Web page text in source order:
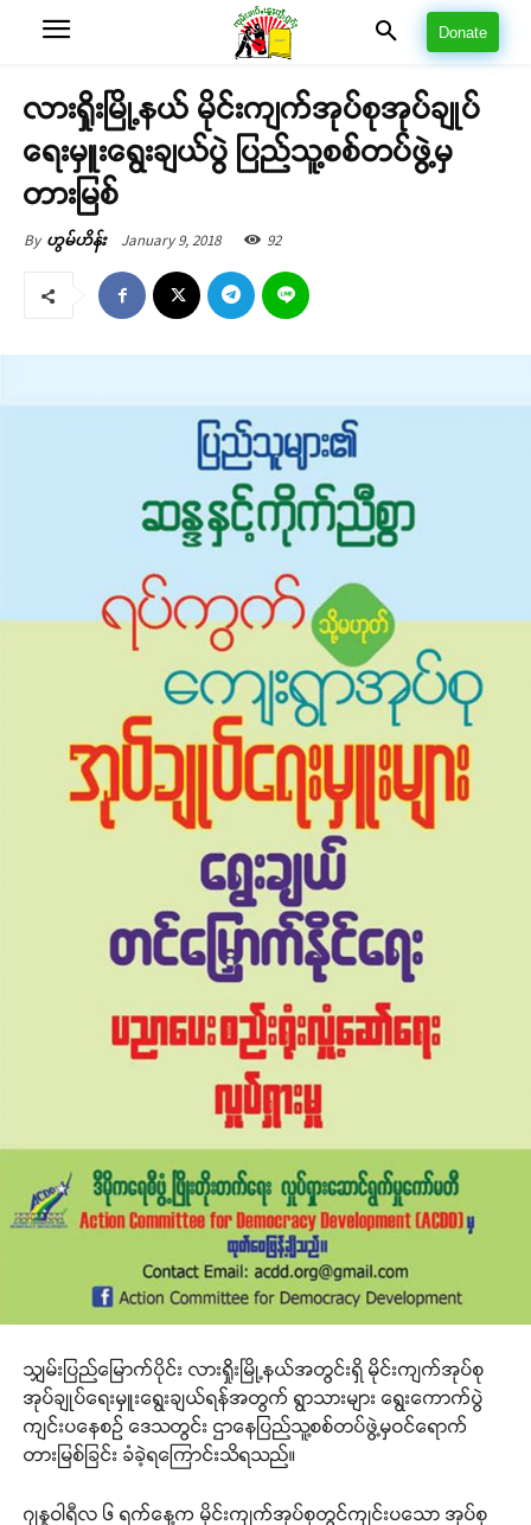
Donate
လားရှိုးမြို့နယ် မိုင်းကျက်အုပ်စုအုပ်ချုပ်
ရေးမှူးရွေးချယ်ပွဲ ပြည်သူ့စစ်တပ်ဖွဲ့မှ
တားမြစ်
By ဟွမ်ဟိန်း January 9, 2018 92
သျှမ်းပြည်မြောက်ပိုင်း လားရှိုးမြို့နယ်အတွင်းရှိ မိုင်းကျက်အုပ်စု
အုပ်ချုပ်ရေးမှူးရွေးချယ်ရန်အတွက် ရွာသားများ ရွေးကောက်ပွဲ
ကျင်းပနေစဉ် ဒေသတွင်း ဌာနေပြည်သူ့စစ်တပ်ဖွဲ့မှဝင်ရောက်
တားမြစ်ခြင်း ခံခဲ့ရကြောင်းသိရသည်။
ဂျန္နဝါရီလ ၆ ရက်နေ့က မိုင်းကျက်အုပ်စုတွင်ကျင်းပသော အုပ်စု